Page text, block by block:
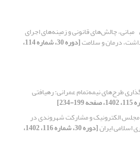
مبانی، چالش‌های قانونی و زمینه‌های اجرای
درمان و سلامت [دوره 30، شماره 114،
طرح‌های نیمه‌تمام عمرانی: رهیافتی
الکترونیک و مشارکت شهروندی در
اسلامی ایران [دوره 30، شماره 116، 1402،